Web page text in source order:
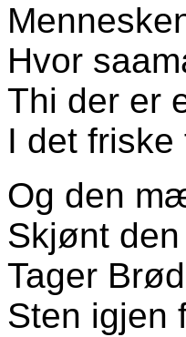
Hvor
Thi der er
I det
Og den
Skjønt
Tager
Sten igjen